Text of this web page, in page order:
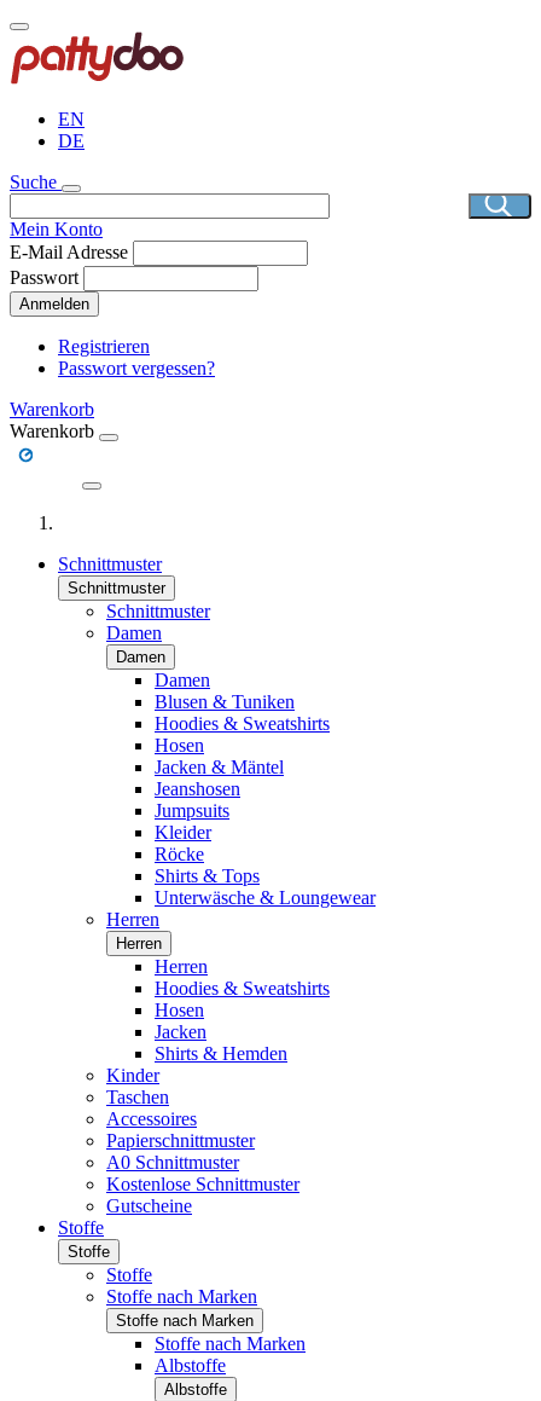
Direkt
zum
Inhalt
EN
DE
Suche
Mein Konto
E-Mail Adresse
Passwort
Anmelden
Registrieren
Passwort vergessen?
Warenkorb
Warenkorb
Schnittmuster
Schnittmuster
Schnittmuster
Damen
Damen
Damen
Blusen & Tuniken
Hoodies & Sweatshirts
Hosen
Jacken & Mäntel
Jeanshosen
Jumpsuits
Kleider
Röcke
Shirts & Tops
Unterwäsche & Loungewear
Herren
Herren
Herren
Hoodies & Sweatshirts
Hosen
Jacken
Shirts & Hemden
Kinder
Taschen
Accessoires
Papierschnittmuster
A0 Schnittmuster
Kostenlose Schnittmuster
Gutscheine
Stoffe
Stoffe
Stoffe
Stoffe nach Marken
Stoffe nach Marken
Stoffe nach Marken
Albstoffe
Albstoffe